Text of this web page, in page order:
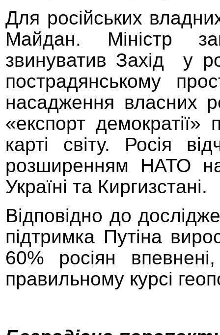
Для російських
Майдан. Міністр
звинуватив Захід
у
пострадянському
насадження власних
«експорт демократії»
карті світу. Росія
розширенням НАТО
Україні та Киргизстані.
Відповідно до
підтримка Путіна
60% росіян
правильному курсі